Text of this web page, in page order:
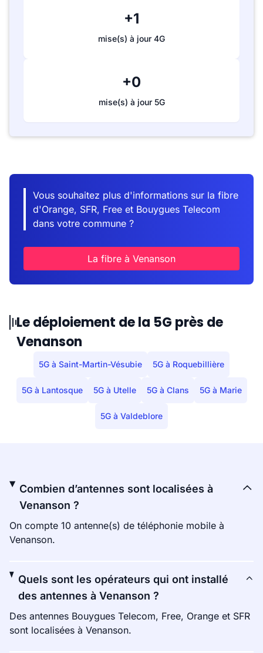
+1
mise(s) à jour 4G
+0
mise(s) à jour 5G
Vous souhaitez plus d'informations sur la fibre
d'Orange, SFR, Free et Bouygues Telecom
dans votre commune ?
La fibre à Venanson
Le déploiement de la 5G près de
Venanson
5G à Saint-Martin-Vésubie 5G à Roquebillière
5G à Lantosque 5G à Utelle 5G à Clans 5G à Marie
5G à Valdeblore
Combien d’antennes sont localisées à
Venanson ?
On compte 10 antenne(s) de téléphonie mobile à
Venanson.
Quels sont les opérateurs qui ont installé
des antennes à Venanson ?
Des antennes Bouygues Telecom, Free, Orange et SFR
sont localisées à Venanson.